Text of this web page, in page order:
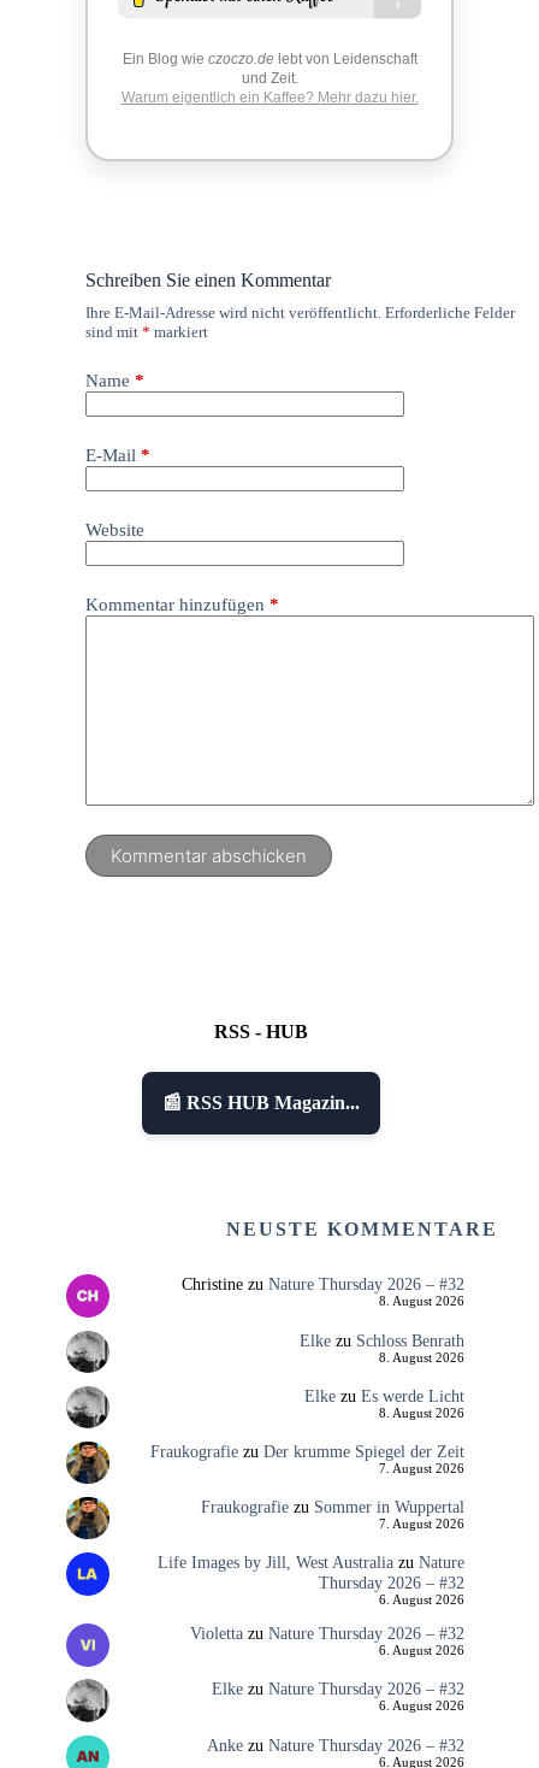
Ein Blog wie czoczo.delebt von Leidenschaft
und Zeit.
Warum eigentlich ein Kaffee? Mehr dazu hier.
Schreiben Sie einen Kommentar
Ihre E-Mail-Adresse wird nicht veröffentlicht. Erforderliche Felder
sind mit* markiert
Name *
E-Mail *
Website
Kommentar hinzufügen *
Kommentar abschicken
RSS - HUB
📰 RSS HUB Magazin...
NEUSTE KOMMENTARE
Christinezu Nature Thursday 2026 – #32
8. August 2026
Elkezu Schloss Benrath
8. August 2026
Elkezu Es werde Licht
8. August 2026
Fraukografiezu Der krumme Spiegel der Zeit
7. August 2026
Fraukografiezu Sommer in Wuppertal
7. August 2026
Life Images by Jill, West Australiazu Nature
Thursday 2026 – #32
6. August 2026
Violettazu Nature Thursday 2026 – #32
6. August 2026
Elkezu Nature Thursday 2026 – #32
6. August 2026
Ankezu Nature Thursday 2026 – #32
6. August 2026